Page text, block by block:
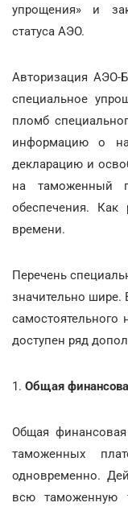
упрощения» и
статуса АЭО.
Авторизация АЭО-
специальное
пломб
информацию о
декларацию и
на таможенный
обеспечения. Как
времени.
Перечень
значительно шире.
самостоятельного
доступен ряд
1. Общая
Общая
таможенных
одновременно.
всю таможенную